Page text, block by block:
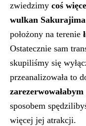
zwiedzimy coś
wulkan Sakurajima
położony na terenie
Ostatecznie sam
skupiliśmy się
przeanalizowała to
sposobem
więcej jej atrakcji.